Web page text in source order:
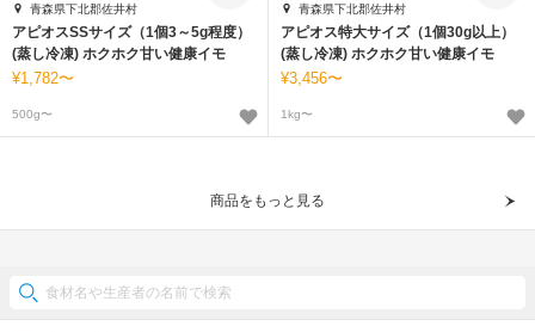
アピオスSSサイズ（1個3～5g程度）
(蒸し冷凍) ホクホク甘い健康イモ
1,782〜
500g〜
青森県下北郡佐井村
アピオス特大サイズ（1個30g以上）
(蒸し冷凍) ホクホク甘い健康イモ
3,456〜
1kg〜
青森県下北郡佐井村
商品をもっと見る